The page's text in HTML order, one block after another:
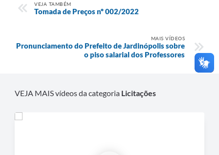
VEJA TAMBÉM
Tomada de Preços nº 002/2022
MAIS VÍDEOS
Pronunciamento do Prefeito de Jardinópolis sobre
o piso salarial dos Professores
VEJA MAIS vídeos da categoria Licitações